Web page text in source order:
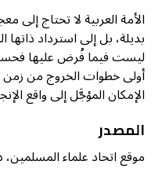
الأمة العربية لا تحتاج إلى
بديلة، بل إلى استرداد
ليست فيما فُرض عليها
أولى خطوات الخروج من زمن
الإمكان المؤجَّل إلى واقع
المصدر
موقع اتحاد علماء